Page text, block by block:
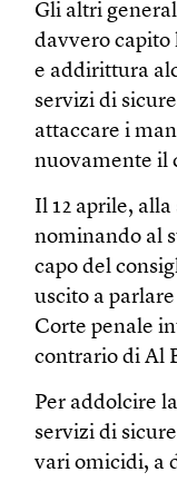
Gli altri
davvero
e addirittura
servizi di
attaccare i
nuovamente il
Il 12 aprile,
nominando al
capo del
uscito a
Corte penale
contrario di Al
Per addolcire
servizi di
vari omicidi, a